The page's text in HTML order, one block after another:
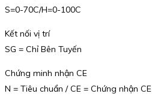
S=0-70C/H=0-100C
Kết nối vị trí
SG = Chỉ Bên Tuyến
Chứng minh nhận CE
N = Tiêu chuẩn / CE = Chứng nhận CE